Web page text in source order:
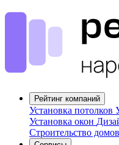
Рейтинг компаний
Установка потолков
Установка окон
Строительство домов